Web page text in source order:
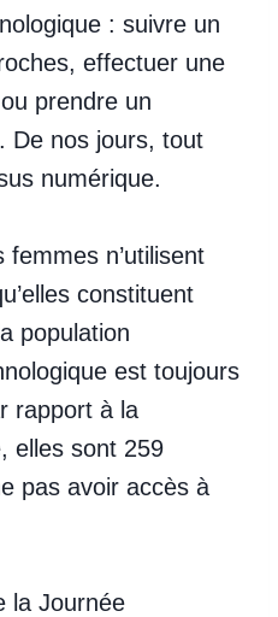
: suivre un
effectuer une
prendre un
De nos jours, tout
numérique.
n’utilisent
constituent
population
est toujours
rapport à la
elles sont 259
pas avoir accès à
la Journée